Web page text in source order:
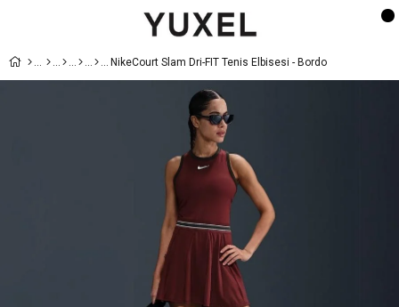
NikeCourt Slam Dri-FIT Tenis Elbisesi - Bordo